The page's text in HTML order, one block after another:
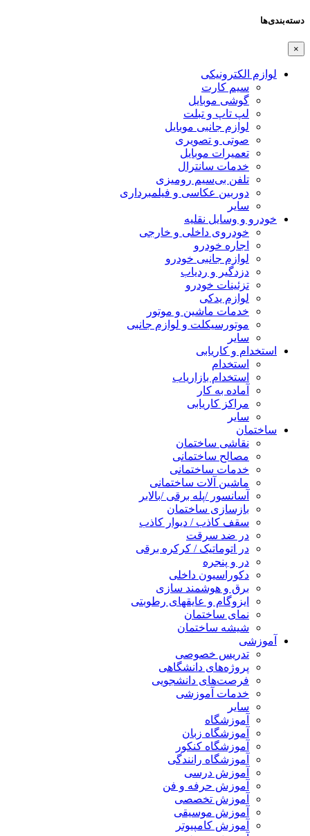
دسته‌بندی‌ها
×
لوازم الکترونیکی
سیم کارت
گوشی موبایل
لپ تاپ و تبلت
لوازم جانبی موبایل
صوتی و تصویری
تعمیرات موبایل
خدمات سانترال
تلفن بی‌سیم رومیزی
دوربین عکاسی و فیلمبرداری
سایر
خودرو و وسایل نقلیه
خودروی داخلی و خارجی
اجاره خودرو
لوازم جانبی خودرو
دزدگیر و ردیاب
تزئینات خودرو
لوازم یدکی
خدمات ماشین و موتور
موتورسیکلت و لوازم جانبی
سایر
استخدام و کاریابی
استخدام
استخدام بازاریاب
آماده به کار
مراکز کاریابی
سایر
ساختمان
نقاشی ساختمان
مصالح ساختمانی
خدمات ساختمانی
ماشین آلات ساختمانی
آسانسور /پله برقی /بالابر
بازسازی ساختمان
سقف کاذب / دیوار کاذب
در ضد سرقت
در اتوماتیک / کرکره برقی
در و پنجره
دکوراسیون داخلی
برق و هوشمند سازی
ایزوگام و عایقهای رطوبتی
نمای ساختمان
شیشه ساختمان
آموزشی
تدریس خصوصی
پروژه‌های دانشگاهی
فرصت‌های دانشجویی
خدمات آموزشی
سایر
آموزشگاه
آموزشگاه زبان
آموزشگاه کنکور
آموزشگاه رانندگی
آموزش درسی
آموزش حرفه و فن
آموزش تخصصی
آموزش موسیقی
آموزش کامپیوتر